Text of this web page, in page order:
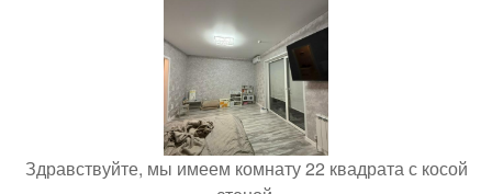
Здравствуйте, мы имеем комнату 22 квадрата с косой